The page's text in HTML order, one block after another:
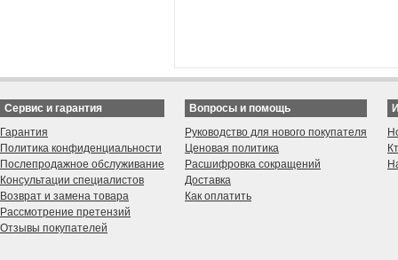
Сервис и гарантия
Гарантия
Политика конфиденциальности
Послепродажное обслуживание
Консультации специалистов
Возврат и замена товара
Рассмотрение претензий
Отзывы покупателей
Вопросы и помощь
Руководство для нового покупателя
Ценовая политика
Расшифровка сокращений
Доставка
Как оплатить